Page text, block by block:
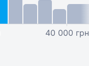
40 000 грн